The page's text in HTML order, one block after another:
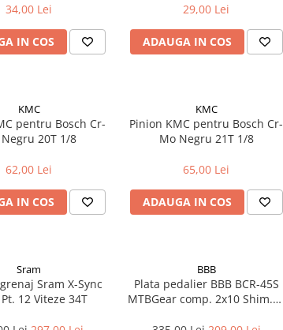
34,00 Lei
IN COS
29,00 Lei
ADAUGA IN COS
KMC
pentru Bosch Cr-
20T 1/8
62,00 Lei
IN COS
KMC
Pinion KMC pentru Bosch Cr-
Mo Negru 21T 1/8
65,00 Lei
ADAUGA IN COS
Sram
Sram X-Sync
12 Viteze 34T
BBB
Plata pedalier BBB BCR-45S
MTBGear comp. 2x10 Shim.XT